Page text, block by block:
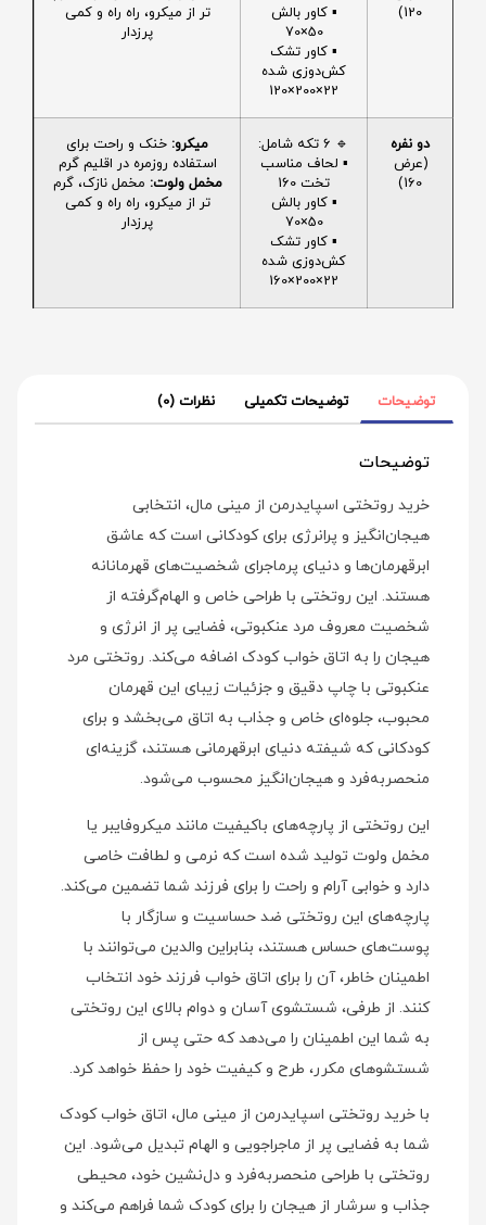
120)
▪️ کاور بالش
50×70
▪️ کاور تشک
کش‌دوزی شده
22×200×120
تر از میکرو، راه راه و کمی
پرزدار
دو نفره
(عرض
160)
🔹 6 تکه شامل:
▪️ لحاف مناسب
تخت 160
▪️ کاور بالش
50×70
▪️ کاور تشک
کش‌دوزی شده
22×200×160
میکرو: خنک و راحت برای
استفاده روزمره در اقلیم گرم
مخمل ولوت: مخمل نازک، گرم
تر از میکرو، راه راه و کمی
پرزدار
توضیحات توضیحات تکمیلی نظرات (0)
توضیحات
خرید روتختی اسپایدرمن از مینی‌ مال، انتخابی
هیجان‌انگیز و پرانرژی برای کودکانی است که عاشق
ابرقهرمان‌ها و دنیای پرماجرای شخصیت‌های قهرمانانه
هستند. این روتختی با طراحی خاص و الهام‌گرفته از
شخصیت معروف مرد عنکبوتی، فضایی پر از انرژی و
هیجان را به اتاق خواب کودک اضافه می‌کند. روتختی مرد
عنکبوتی با چاپ دقیق و جزئیات زیبای این قهرمان
محبوب، جلوه‌ای خاص و جذاب به اتاق می‌بخشد و برای
کودکانی که شیفته دنیای ابرقهرمانی هستند، گزینه‌ای
منحصربه‌فرد و هیجان‌انگیز محسوب می‌شود.
این روتختی از پارچه‌های باکیفیت مانند میکروفایبر یا
مخمل ولوت تولید شده است که نرمی و لطافت خاصی
دارد و خوابی آرام و راحت را برای فرزند شما تضمین می‌کند.
پارچه‌های این روتختی ضد حساسیت و سازگار با
پوست‌های حساس هستند، بنابراین والدین می‌توانند با
اطمینان خاطر، آن را برای اتاق خواب فرزند خود انتخاب
کنند. از طرفی، شستشوی آسان و دوام بالای این روتختی
به شما این اطمینان را می‌دهد که حتی پس از
شستشوهای مکرر، طرح و کیفیت خود را حفظ خواهد کرد.
با خرید روتختی اسپایدرمن از مینی‌ مال، اتاق خواب کودک
شما به فضایی پر از ماجراجویی و الهام تبدیل می‌شود. این
روتختی با طراحی منحصر‌به‌فرد و دل‌نشین خود، محیطی
جذاب و سرشار از هیجان را برای کودک شما فراهم می‌کند و